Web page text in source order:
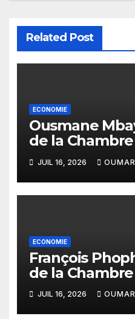
Related Post
ECONOMIE
Ousmane
de la
Sénégal : «
assurer le
JUIL 16, 2026 OUMAR
ECONOMIE
François
de la
« la Guinée est
meilleure des
JUIL 16, 2026 OUMAR